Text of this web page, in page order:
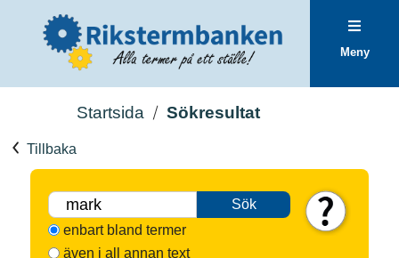
Meny
Startsida Sökresultat
Tillbaka
Sök
enbart bland termer
även i all annan text